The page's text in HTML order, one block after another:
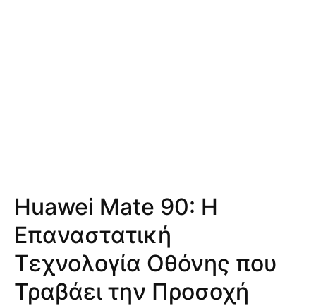
Huawei Mate 90: Η
Επαναστατική
Τεχνολογία Οθόνης που
Τραβάει την Προσοχή